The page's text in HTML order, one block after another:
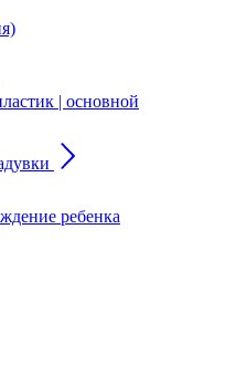
| основной
ребенка